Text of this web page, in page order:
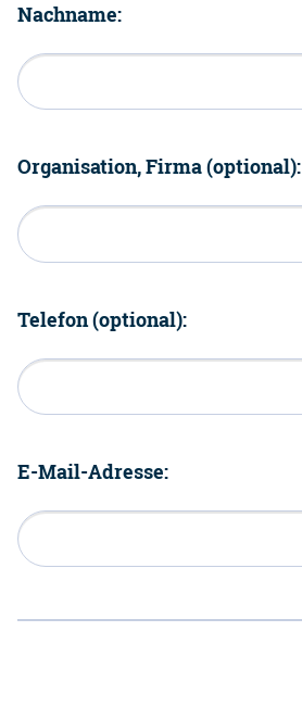
Nachname:
Organisation, Firma (optional):
Telefon (optional):
E-Mail-Adresse: